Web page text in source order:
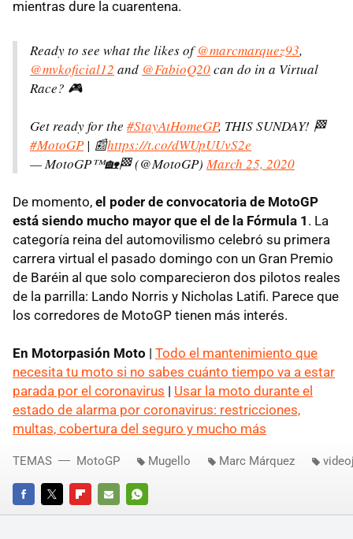
mientras dure la cuarentena.
Ready to see what the likes of@marcmarquez93,
@mvkoficial12 and @FabioQ20can do in a Virtual
Race? 🎮
Get ready for the #StayAtHomeGP, THIS SUNDAY! 🏁
#MotoGP| 📰https://t.co/dWUpUUvS2e
— MotoGP™🏡🏁 (@MotoGP) March 25, 2020
De momento, el poder de convocatoria de MotoGP
está siendo mucho mayor que el de la Fórmula 1 . La
categoría reina del automovilismo celebró su primera
carrera virtual el pasado domingo con un Gran Premio
de Baréin al que solo comparecieron dos pilotos reales
de la parrilla: Lando Norris y Nicholas Latifi. Parece que
los corredores de MotoGP tienen más interés.
En Motorpasión Moto | Todo el mantenimiento que
necesita tu moto si no sabes cuánto tiempo va a estar
parada por el coronavirus | Usar la moto durante el
estado de alarma por coronavirus: restricciones,
multas, cobertura del seguro y mucho más
FACEBOOKTWITTERFLIPBOARD
E-
WHATSAPP
TEMAS MotoGP Mugello Marc Márquez